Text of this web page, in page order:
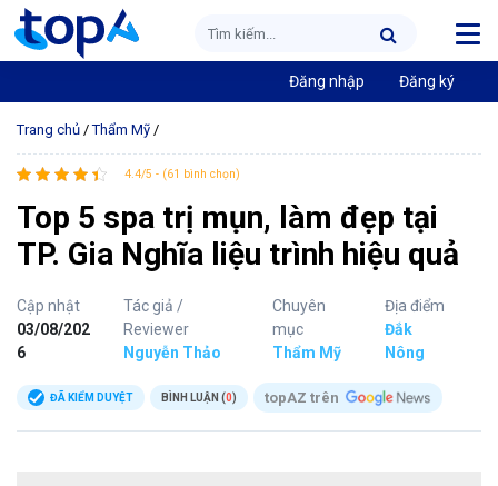
Đăng nhập Đăng ký
Trang chủ /Thẩm Mỹ /
4.4/5 - (61 bình chọn)
Top 5 spa trị mụn, làm đẹp tại
TP. Gia Nghĩa liệu trình hiệu quả
Cập nhật
03/08/202
6
Tác giả /
Reviewer
Nguyễn Thảo
Chuyên
mục
Thẩm Mỹ
Địa điểm
Đắk
Nông
ĐÃ KIỂM DUYỆT BÌNH LUẬN (0) topAZ trên